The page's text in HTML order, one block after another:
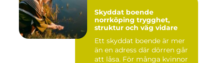
Skyddat boende
norrköping trygghet,
struktur och väg vidare
Ett skyddat boende är mer
än en adress där dörren går
att låsa. För många kvinnor